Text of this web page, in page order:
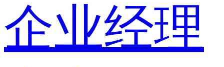
企业经理